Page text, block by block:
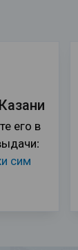
его в
сим